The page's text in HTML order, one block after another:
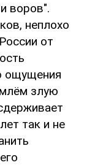
воров".
неплохо
от
ощущения
злую
так и не